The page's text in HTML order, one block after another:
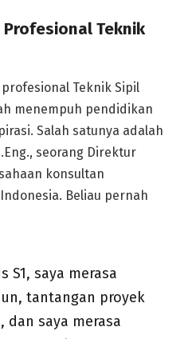
Teknik
Teknik Sipil
menempuh pendidikan
Salah satunya adalah
seorang Direktur
konsultan
Beliau pernah
S1, saya merasa
tantangan proyek
dan saya merasa